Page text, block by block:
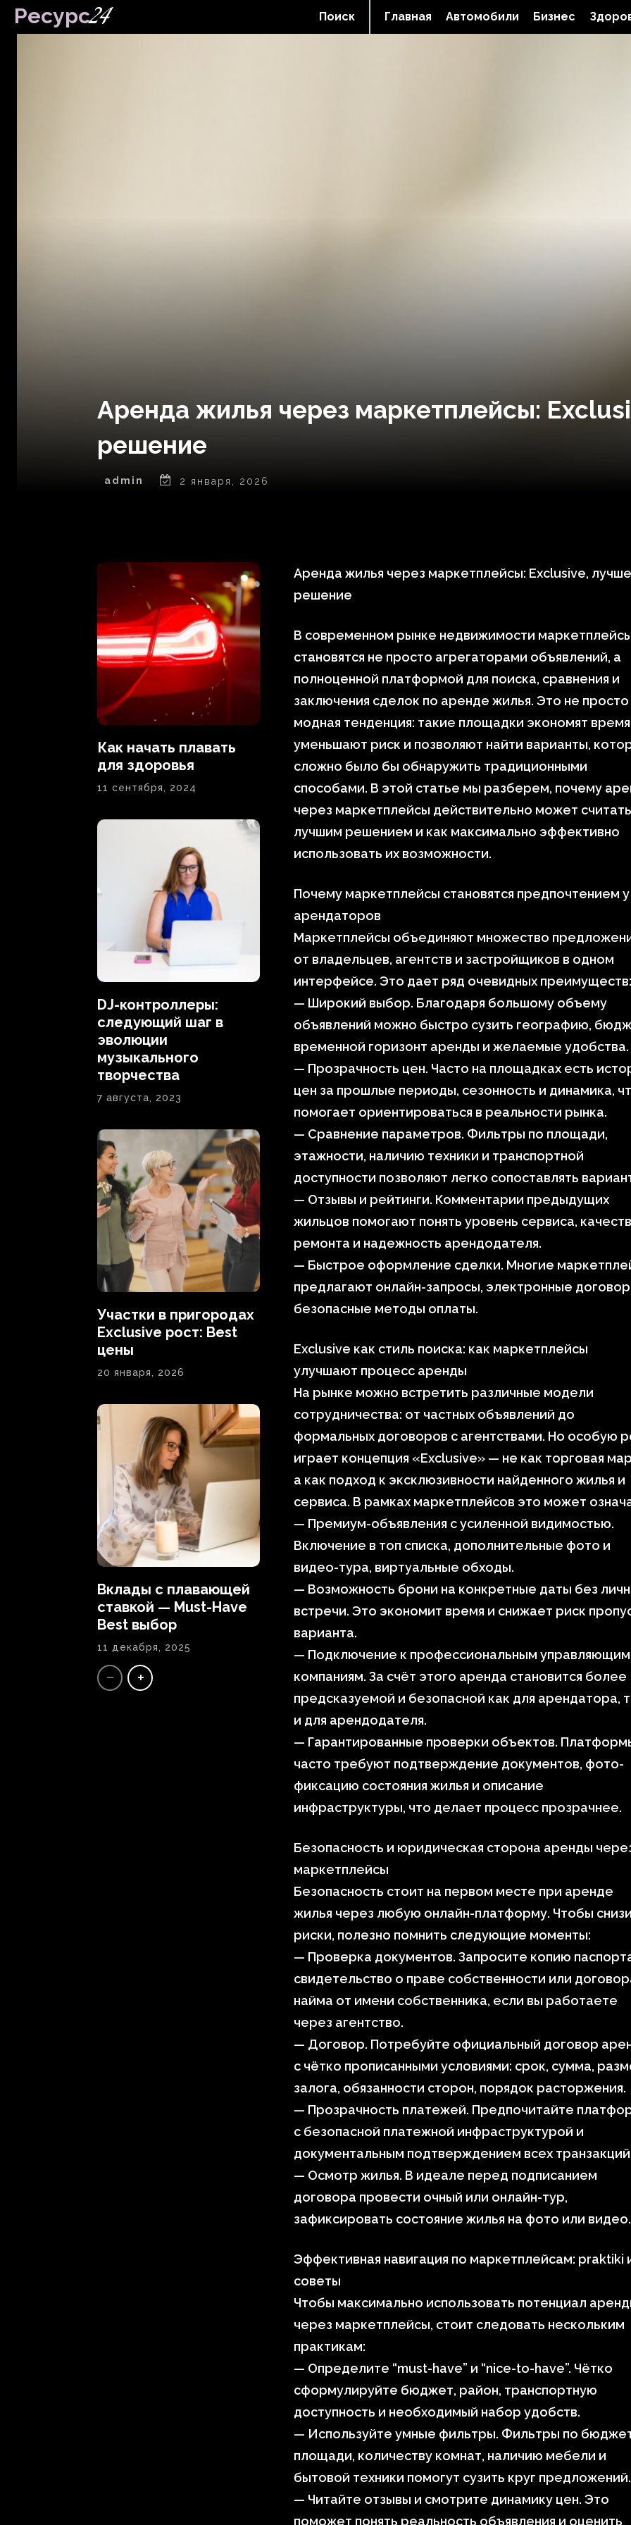
Ресурс24 Главная Автомобили Бизнес
Поиск
Аренда жилья через маркетплейсы:
решение
admin 2 января, 2026
Как начать плавать
для здоровья
11 сентября, 2024
DJ-контроллеры:
следующий шаг в
эволюции
музыкального
творчества
7 августа, 2023
Участки в пригородах
Exclusive рост: Best
цены
20 января, 2026
Вклады с плавающей
ставкой — Must-Have
Best выбор
11 декабря, 2025
Аренда жилья через маркетплейсы: Exclusive,
решение
В современном рынке недвижимости
становятся не просто агрегаторами объявлений, а
полноценной платформой для поиска, сравнения и
заключения сделок по аренде жилья. Это не просто
модная тенденция: такие площадки экономят
уменьшают риск и позволяют найти варианты,
сложно было бы обнаружить традиционными
способами. В этой статье мы разберем, почему
через маркетплейсы действительно может
лучшим решением и как максимально эффективно
использовать их возможности.
Почему маркетплейсы становятся предпочтением у
арендаторов
Маркетплейсы объединяют множество
от владельцев, агентств и застройщиков в одном
интерфейсе. Это дает ряд очевидных преимуществ:
— Широкий выбор. Благодаря большому объему
объявлений можно быстро сузить географию,
временной горизонт аренды и желаемые удобства.
— Прозрачность цен. Часто на площадках есть
цен за прошлые периоды, сезонность и динамика,
помогает ориентироваться в реальности рынка.
— Сравнение параметров. Фильтры по площади,
этажности, наличию техники и транспортной
доступности позволяют легко сопоставлять
— Отзывы и рейтинги. Комментарии предыдущих
жильцов помогают понять уровень сервиса,
ремонта и надежность арендодателя.
— Быстрое оформление сделки. Многие
предлагают онлайн-запросы, электронные
безопасные методы оплаты.
Exclusive как стиль поиска: как маркетплейсы
улучшают процесс аренды
На рынке можно встретить различные модели
сотрудничества: от частных объявлений до
формальных договоров с агентствами. Но особую
играет концепция «Exclusive» — не как торговая
а как подход к эксклюзивности найденного жилья и
сервиса. В рамках маркетплейсов это может
— Премиум-объявления с усиленной видимостью.
Включение в топ списка, дополнительные фото и
видео-тура, виртуальные обходы.
— Возможность брони на конкретные даты без
встречи. Это экономит время и снижает риск
варианта.
— Подключение к профессиональным управляющим
компаниям. За счёт этого аренда становится более
предсказуемой и безопасной как для арендатора,
и для арендодателя.
— Гарантированные проверки объектов.
часто требуют подтверждение документов, фото-
фиксацию состояния жилья и описание
инфраструктуры, что делает процесс прозрачнее.
Безопасность и юридическая сторона аренды
маркетплейсы
Безопасность стоит на первом месте при аренде
жилья через любую онлайн-платформу. Чтобы
риски, полезно помнить следующие моменты:
— Проверка документов. Запросите копию
свидетельство о праве собственности или
найма от имени собственника, если вы работаете
через агентство.
— Договор. Потребуйте официальный договор
с чётко прописанными условиями: срок, сумма,
залога, обязанности сторон, порядок расторжения.
— Прозрачность платежей. Предпочитайте
с безопасной платежной инфраструктурой и
документальным подтверждением всех
— Осмотр жилья. В идеале перед подписанием
договора провести очный или онлайн-тур,
зафиксировать состояние жилья на фото или видео.
Эффективная навигация по маркетплейсам: praktiki
советы
Чтобы максимально использовать потенциал
через маркетплейсы, стоит следовать нескольким
практикам:
— Определите “must-have” и “nice-to-have”. Чётко
сформулируйте бюджет, район, транспортную
доступность и необходимый набор удобств.
— Используйте умные фильтры. Фильтры по
площади, количеству комнат, наличию мебели и
бытовой техники помогут сузить круг предложений.
— Читайте отзывы и смотрите динамику цен. Это
поможет понять реальность объявления и оценить